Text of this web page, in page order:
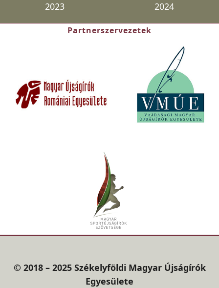
2023
2024
Partnerszervezetek
© 2018 – 2025 Székelyföldi Magyar Újságírók
Egyesülete